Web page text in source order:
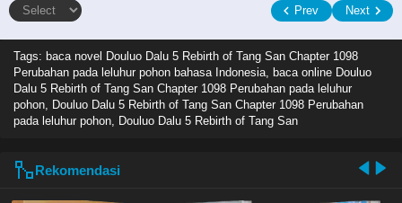
Prev Next
Tags: baca novel Douluo Dalu 5 Rebirth of Tang San Chapter 1098
Perubahan pada leluhur pohon bahasa Indonesia, baca online Douluo
Dalu 5 Rebirth of Tang San Chapter 1098 Perubahan pada leluhur
pohon, Douluo Dalu 5 Rebirth of Tang San Chapter 1098 Perubahan
pada leluhur pohon, Douluo Dalu 5 Rebirth of Tang San
Rekomendasi